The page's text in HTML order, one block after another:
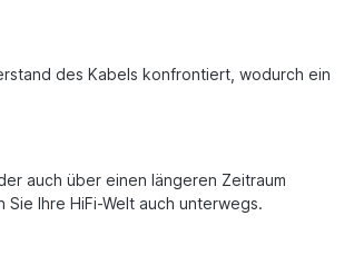
des Kabels konfrontiert, wodurch ein
auch über einen längeren Zeitraum
Ihre HiFi-Welt auch unterwegs.